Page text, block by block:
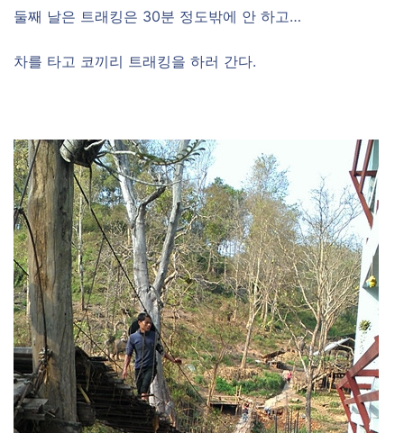
둘째 날은 트래킹은 30분 정도밖에 안 하고…
차를 타고 코끼리 트래킹을 하러 간다.